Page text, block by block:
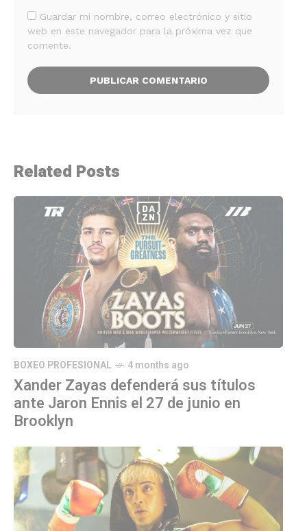
Guardar mi nombre, correo electrónico y sitio
web en este navegador para la próxima vez que
comente.
Related Posts
BOXEO PROFESIONAL 4 months ago
Xander Zayas defenderá sus títulos
ante Jaron Ennis el 27 de junio en
Brooklyn